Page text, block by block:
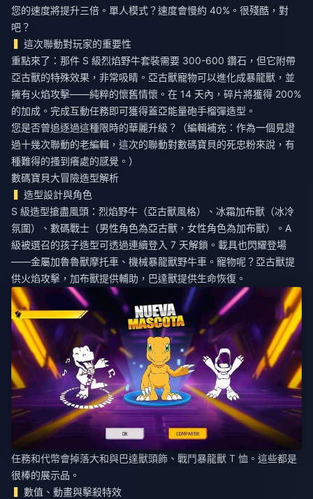
您的速度將提升三倍。單人模式？速度會慢約 40%。很殘酷，對
吧？
這次聯動對玩家的重要性
重點來了：那件 S 級烈焰野牛套裝需要 300-600 鑽石，但它附帶
亞古獸的特殊效果，非常吸睛。亞古獸寵物可以進化成暴龍獸，並
擁有火焰攻擊——純粹的懷舊情懷。在 14 天內，碎片將獲得 200%
的加成。完成互動任務即可獲得蓋亞能量砲手榴彈造型。
您是否曾追逐過這種限時的華麗升級？（編輯補充：作為一個見證
過十幾次聯動的老編輯，這次的聯動對數碼寶貝的死忠粉來說，有
種難得的搔到癢處的感覺。）
數碼寶貝大冒險造型解析
造型設計與角色
S 級造型搶盡風頭：烈焰野牛（亞古獸風格）、冰霜加布獸（冰冷
氛圍）、數碼戰士（男性角色為亞古獸，女性角色為加布獸）。A
級被選召的孩子造型可透過連續登入 7 天解鎖。載具也閃耀登場
——金屬加魯魯獸摩托車、機械暴龍獸野牛車。寵物呢？亞古獸提
供火焰攻擊，加布獸提供輔助，巴達獸提供生命恢復。
任務和代幣會掉落大和與巴達獸頭飾、戰鬥暴龍獸 T 恤。這些都是
很棒的展示品。
數值、動畫與擊殺特效